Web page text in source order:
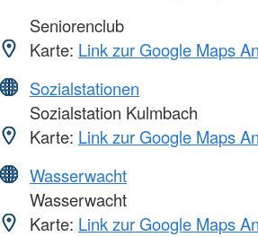
Seniorenclub
Karte: Link zur Google Maps
Sozialstationen
Sozialstation Kulmbach
Karte: Link zur Google Maps
Wasserwacht
Wasserwacht
Karte: Link zur Google Maps